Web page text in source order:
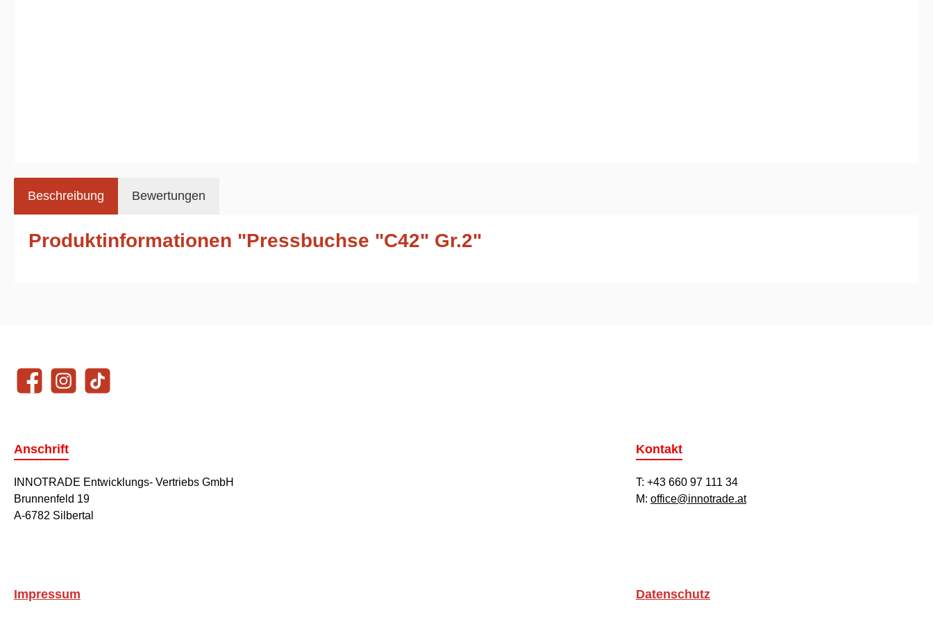
Beschreibung Bewertungen
Produktinformationen "Pressbuchse "C42" Gr.2"
FacebookInstagramTikTok
Anschrift
INNOTRADE Entwicklungs- Vertriebs GmbH
Brunnenfeld 19
A-6782 Silbertal
Kontakt
T: +43 660 97 111 34
M: office@innotrade.at
Impressum Datenschutz